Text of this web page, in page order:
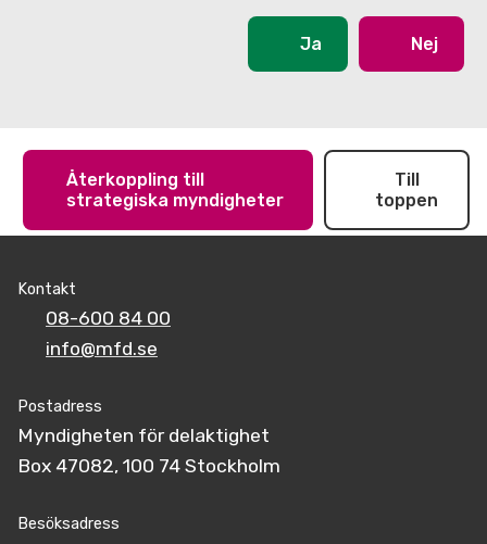
Ja Nej
Återkoppling till
strategiska myndigheter
Till
toppen
Kontakt
08-600 84 00
info@mfd.se
Postadress
Myndigheten för delaktighet
Box 47082, 100 74 Stockholm
Besöksadress